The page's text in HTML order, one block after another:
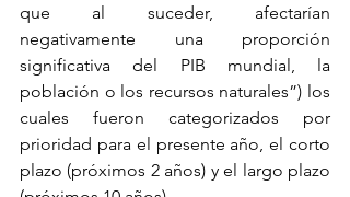
que al suceder, afectarían
negativamente una proporción
significativa del PIB mundial, la
población o los recursos naturales”) los
cuales fueron categorizados por
prioridad para el presente año, el corto
plazo (próximos 2 años) y el largo plazo